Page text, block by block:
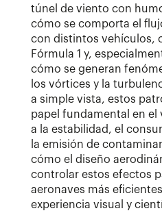
túnel de viento con
cómo se comporta el
con distintos vehículos,
Fórmula 1 y,
cómo se generan
los vórtices y la
a simple vista, estos
papel fundamental en el
a la estabilidad, el
la emisión de
cómo el diseño
controlar estos efectos
aeronaves más
experiencia visual y